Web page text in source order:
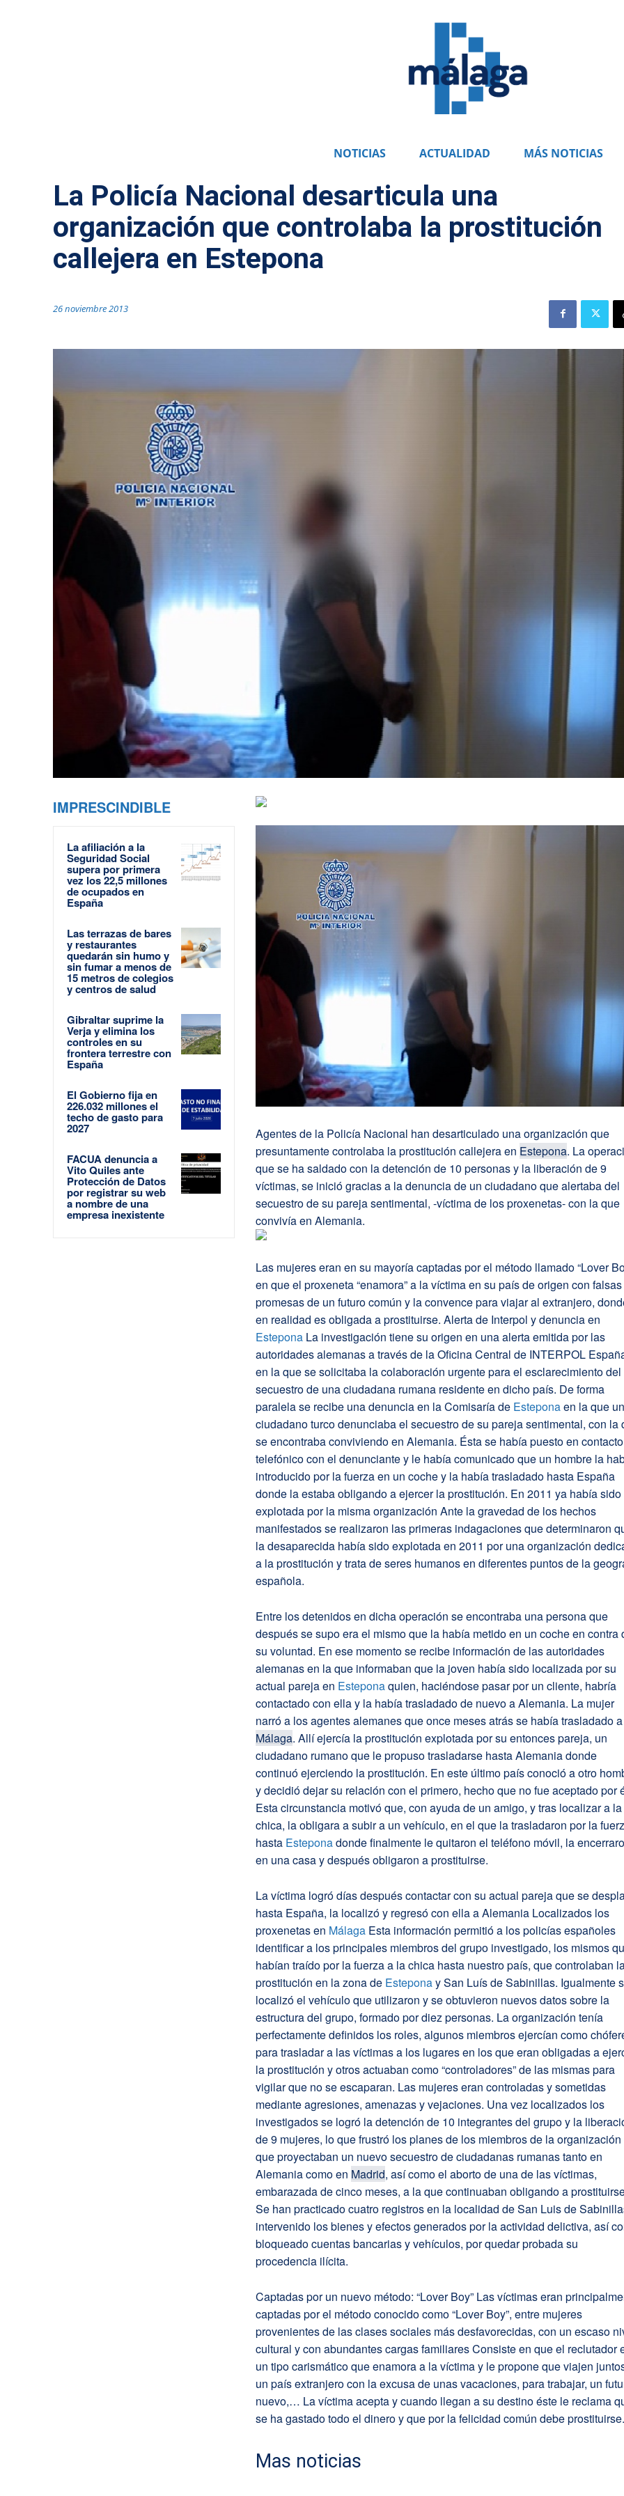
NOTICIAS ACTUALIDAD MÁS NOTICIAS
La Policía Nacional desarticula una
organización que controlaba la prostitución
callejera en Estepona
26 noviembre 2013
IMPRESCINDIBLE
La afiliación a la
Seguridad Social
supera por primera
vez los 22,5 millones
de ocupados en
España
Las terrazas de bares
y restaurantes
quedarán sin humo y
sin fumar a menos de
15 metros de colegios
y centros de salud
Gibraltar suprime la
Verja y elimina los
controles en su
frontera terrestre con
España
El Gobierno fija en
226.032 millones el
techo de gasto para
2027
FACUA denuncia a
Vito Quiles ante
Protección de Datos
por registrar su web
a nombre de una
empresa inexistente
Agentes de la Policía Nacional han desarticulado una organización que
presuntamente controlaba la prostitución callejera en Estepona. La
que se ha saldado con la detención de 10 personas y la liberación de 9
víctimas, se inició gracias a la denuncia de un ciudadano que alertaba del
secuestro de su pareja sentimental, -víctima de los proxenetas- con la que
convivía en Alemania.
Las mujeres eran en su mayoría captadas por el método llamado “Lover
en que el proxeneta “enamora” a la víctima en su país de origen con falsas
promesas de un futuro común y la convence para viajar al extranjero,
en realidad es obligada a prostituirse. Alerta de Interpol y denuncia en
Estepona La investigación tiene su origen en una alerta emitida por las
autoridades alemanas a través de la Oficina Central de INTERPOL
en la que se solicitaba la colaboración urgente para el esclarecimiento del
secuestro de una ciudadana rumana residente en dicho país. De forma
paralela se recibe una denuncia en la Comisaría de Esteponaen la que un
ciudadano turco denunciaba el secuestro de su pareja sentimental, con la
se encontraba conviviendo en Alemania. Ésta se había puesto en contacto
telefónico con el denunciante y le había comunicado que un hombre la
introducido por la fuerza en un coche y la había trasladado hasta España
donde la estaba obligando a ejercer la prostitución. En 2011 ya había sido
explotada por la misma organización Ante la gravedad de los hechos
manifestados se realizaron las primeras indagaciones que determinaron
la desaparecida había sido explotada en 2011 por una organización
a la prostitución y trata de seres humanos en diferentes puntos de la
española.
Entre los detenidos en dicha operación se encontraba una persona que
después se supo era el mismo que la había metido en un coche en contra
su voluntad. En ese momento se recibe información de las autoridades
alemanas en la que informaban que la joven había sido localizada por su
actual pareja en Esteponaquien, haciéndose pasar por un cliente, habría
contactado con ella y la había trasladado de nuevo a Alemania. La mujer
narró a los agentes alemanes que once meses atrás se había trasladado a
Málaga. Allí ejercía la prostitución explotada por su entonces pareja, un
ciudadano rumano que le propuso trasladarse hasta Alemania donde
continuó ejerciendo la prostitución. En este último país conoció a otro
y decidió dejar su relación con el primero, hecho que no fue aceptado por
Esta circunstancia motivó que, con ayuda de un amigo, y tras localizar a la
chica, la obligara a subir a un vehículo, en el que la trasladaron por la
hasta Esteponadonde finalmente le quitaron el teléfono móvil, la
en una casa y después obligaron a prostituirse.
La víctima logró días después contactar con su actual pareja que se
hasta España, la localizó y regresó con ella a Alemania Localizados los
proxenetas en Málaga Esta información permitió a los policías españoles
identificar a los principales miembros del grupo investigado, los mismos
habían traído por la fuerza a la chica hasta nuestro país, que controlaban
prostitución en la zona de Esteponay San Luís de Sabinillas. Igualmente
localizó el vehículo que utilizaron y se obtuvieron nuevos datos sobre la
estructura del grupo, formado por diez personas. La organización tenía
perfectamente definidos los roles, algunos miembros ejercían como
para trasladar a las víctimas a los lugares en los que eran obligadas a
la prostitución y otros actuaban como “controladores” de las mismas para
vigilar que no se escaparan. Las mujeres eran controladas y sometidas
mediante agresiones, amenazas y vejaciones. Una vez localizados los
investigados se logró la detención de 10 integrantes del grupo y la
de 9 mujeres, lo que frustró los planes de los miembros de la organización
que proyectaban un nuevo secuestro de ciudadanas rumanas tanto en
Alemania como en Madrid, así como el aborto de una de las víctimas,
embarazada de cinco meses, a la que continuaban obligando a
Se han practicado cuatro registros en la localidad de San Luis de
intervenido los bienes y efectos generados por la actividad delictiva, así
bloqueado cuentas bancarias y vehículos, por quedar probada su
procedencia ilícita.
Captadas por un nuevo método: “Lover Boy” Las víctimas eran
captadas por el método conocido como “Lover Boy”, entre mujeres
provenientes de las clases sociales más desfavorecidas, con un escaso
cultural y con abundantes cargas familiares Consiste en que el reclutador
un tipo carismático que enamora a la víctima y le propone que viajen
un país extranjero con la excusa de unas vacaciones, para trabajar, un
nuevo,… La víctima acepta y cuando llegan a su destino éste le reclama
se ha gastado todo el dinero y que por la felicidad común debe prostituirse.
Mas noticias